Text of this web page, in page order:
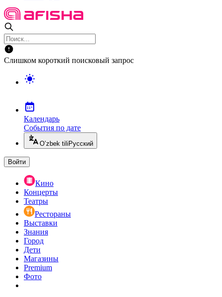
Слишком короткий поисковый запрос
Календарь
События по дате
O’zbek tili Русский
Войти
Кино
Концерты
Театры
Рестораны
Выставки
Знания
Город
Дети
Магазины
Premium
Фото